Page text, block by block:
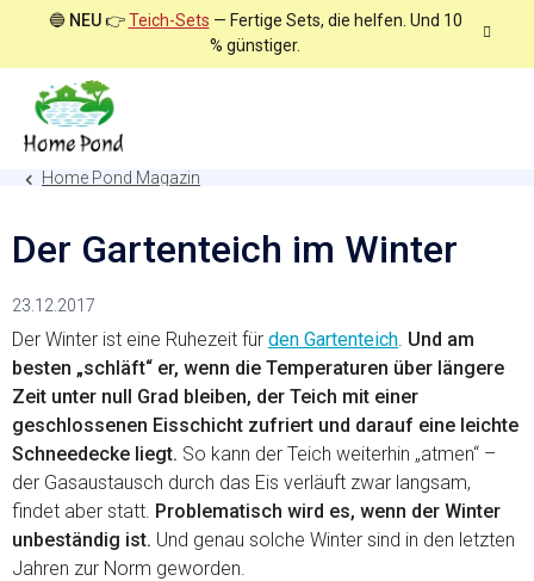
🔵 NEU👉Teich-Sets — Fertige Sets, die helfen. Und 10
% günstiger.
Home Pond Magazin
Der Gartenteich im Winter
23.12.2017
Der Winter ist eine Ruhezeit für den Gartenteich Und am
besten „schläft“ er, wenn die Temperaturen über längere
Zeit unter null Grad bleiben, der Teich mit einer
geschlossenen Eisschicht zufriert und darauf eine leichte
Schneedecke liegt. So kann der Teich weiterhin „atmen“ –
der Gasaustausch durch das Eis verläuft zwar langsam,
findet aber statt. Problematisch wird es, wenn der Winter
unbeständig ist. Und genau solche Winter sind in den letzten
Jahren zur Norm geworden.